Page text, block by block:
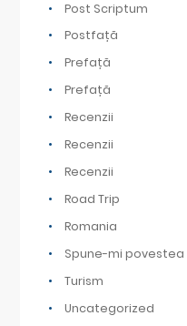
Post Scriptum
Postfață
Prefață
Prefață
Recenzii
Recenzii
Recenzii
Road Trip
Romania
Spune-mi povestea
Turism
Uncategorized